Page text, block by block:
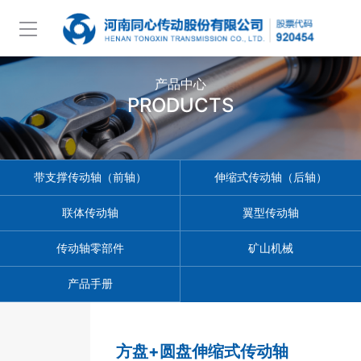
产品中心
PRODUCTS
带支撑传动轴（前轴） 伸缩式传动轴（后轴）
联体传动轴 翼型传动轴
传动轴零部件 矿山机械
产品手册
方盘+圆盘伸缩式传动轴